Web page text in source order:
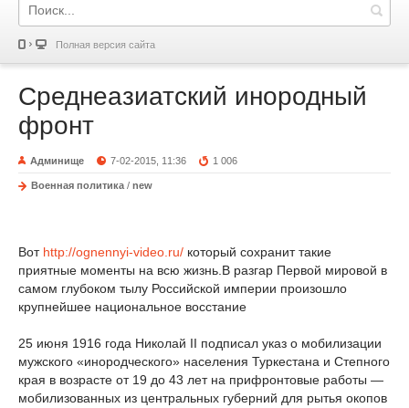
Полная версия сайта
Среднеазиатский инородный
фронт
Админище 7-02-2015, 11:36 1 006
Военная политика / new
Вот http://ognennyi-video.ru/ который сохранит такие
приятные моменты на всю жизнь.В разгар Первой мировой в
самом глубоком тылу Российской империи произошло
крупнейшее национальное восстание
25 июня 1916 года Николай II подписал указ о мобилизации
мужского «инородческого» населения Туркестана и Степного
края в возрасте от 19 до 43 лет на прифронтовые работы —
мобилизованных из центральных губерний для рытья окопов